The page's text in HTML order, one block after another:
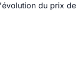
du prix de